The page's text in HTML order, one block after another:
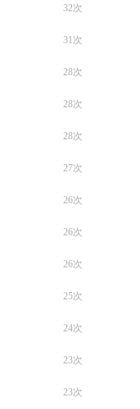
32次
31次
28次
28次
28次
27次
26次
26次
26次
25次
24次
23次
23次